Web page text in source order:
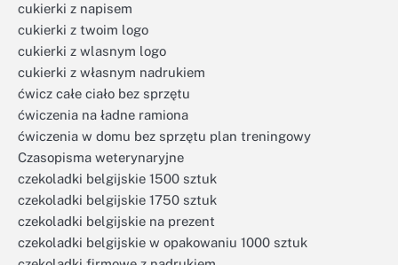
cukierki z napisem
cukierki z twoim logo
cukierki z wlasnym logo
cukierki z własnym nadrukiem
ćwicz całe ciało bez sprzętu
ćwiczenia na ładne ramiona
ćwiczenia w domu bez sprzętu plan treningowy
Czasopisma weterynaryjne
czekoladki belgijskie 1500 sztuk
czekoladki belgijskie 1750 sztuk
czekoladki belgijskie na prezent
czekoladki belgijskie w opakowaniu 1000 sztuk